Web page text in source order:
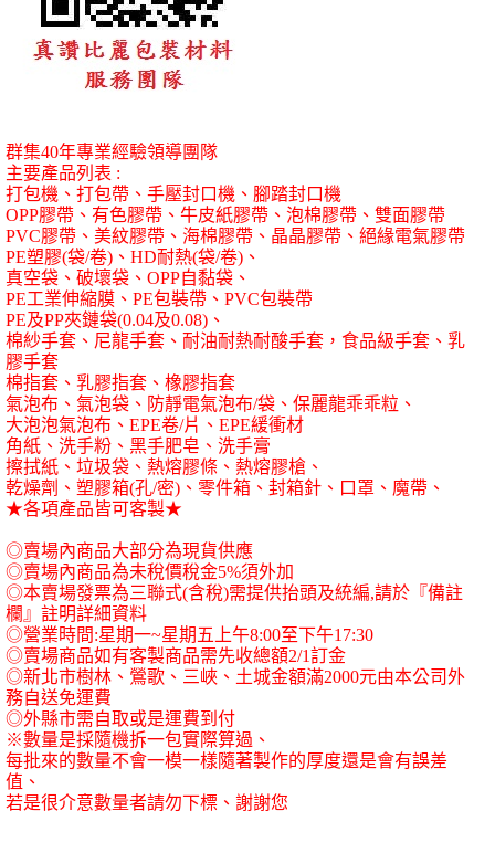
群集40年專業經驗領導團隊
主要產品列表 :
打包機、打包帶、手壓封口機、腳踏封口機
OPP膠帶、有色膠帶、牛皮紙膠帶、泡棉膠帶、雙面膠帶
PVC膠帶、美紋膠帶、海棉膠帶、晶晶膠帶、絕緣電氣膠帶
PE塑膠(袋/卷) 、 HD耐熱(袋/卷) 、
真空袋、破壞袋、 OPP自黏袋、
PE工業伸縮膜、 PE包裝帶、 PVC包裝帶
PE及PP夾鏈袋(0.04及0.08) 、
棉紗手套、尼龍手套、耐油耐熱耐酸手套，食品級手套、乳
膠手套
棉指套、乳膠指套、橡膠指套
氣泡布、氣泡袋、防靜電氣泡布/袋、保麗龍乖乖粒、
大泡泡氣泡布、 EPE卷/片、 EPE緩衝材
角紙、洗手粉、黑手肥皂、洗手膏
擦拭紙、垃圾袋、熱熔膠條、熱熔膠槍、
乾燥劑、塑膠箱(孔/密) 、零件箱、封箱針、口罩、魔帶、
★各項產品皆可客製★
◎賣場內商品大部分為現貨供應
◎賣場內商品為未稅價稅金5%須外加
◎本賣場發票為三聯式(含稅)需提供抬頭及統編,請於『備註
欄』註明詳細資料
◎營業時間:星期一~星期五上午8:00至下午17:30
◎賣場商品如有客製商品需先收總額2/1訂金
◎新北市樹林、鶯歌、三峽、土城金額滿2000元由本公司外
務自送免運費
◎外縣市需自取或是運費到付
※數量是採隨機拆一包實際算過、
每批來的數量不會一模一樣隨著製作的厚度還是會有誤差
值、
若是很介意數量者請勿下標、謝謝您